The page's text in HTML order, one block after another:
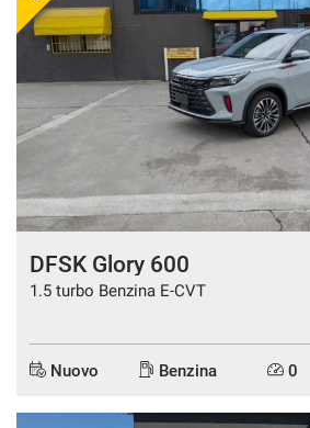
DFSK Glory 600
1.5 turbo Benzina E-CVT
Nuovo Benzina 0